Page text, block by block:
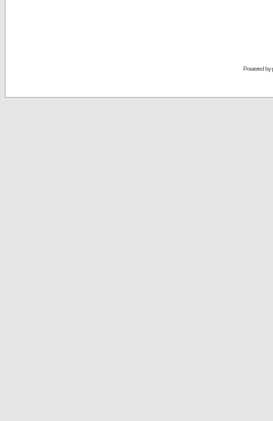
Powered by